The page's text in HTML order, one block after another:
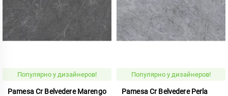
Популярно у дизайнеров!
Pamesa Cr Belvedere Marengo
Популярно у дизайнеров!
Pamesa Cr Belvedere Perla